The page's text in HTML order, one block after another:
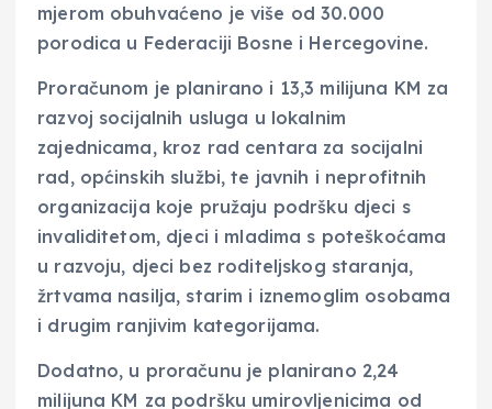
mjerom obuhvaćeno je više od 30.000
porodica u Federaciji Bosne i Hercegovine.
Proračunom je planirano i 13,3 milijuna KM za
razvoj socijalnih usluga u lokalnim
zajednicama, kroz rad centara za socijalni
rad, općinskih službi, te javnih i neprofitnih
organizacija koje pružaju podršku djeci s
invaliditetom, djeci i mladima s poteškoćama
u razvoju, djeci bez roditeljskog staranja,
žrtvama nasilja, starim i iznemoglim osobama
i drugim ranjivim kategorijama.
Dodatno, u proračunu je planirano 2,24
milijuna KM za podršku umirovljenicima od